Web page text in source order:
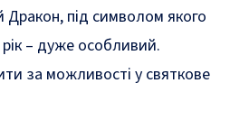
під символом якого
– дуже особливий.
за можливості у святкове